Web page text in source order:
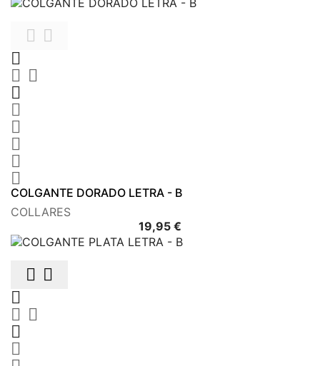











COLGANTE DORADO LETRA - B
COLLARES
19,95 €
 

 

